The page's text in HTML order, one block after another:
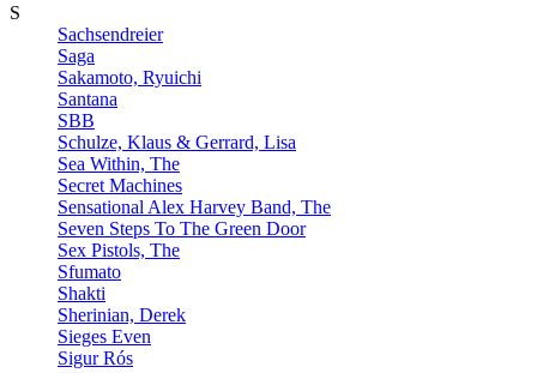
S
Sachsendreier
Saga
Sakamoto, Ryuichi
Santana
SBB
Schulze, Klaus & Gerrard, Lisa
Sea Within, The
Secret Machines
Sensational Alex Harvey Band, The
Seven Steps To The Green Door
Sex Pistols, The
Sfumato
Shakti
Sherinian, Derek
Sieges Even
Sigur Rós